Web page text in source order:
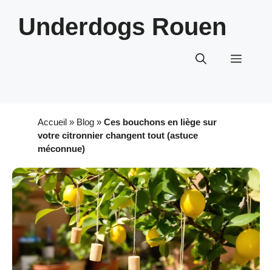
contenuUnderdogs Rouen
Menu
Accueil » Blog »Ces bouchons en liège sur
votre citronnier changent tout (astuce
méconnue)